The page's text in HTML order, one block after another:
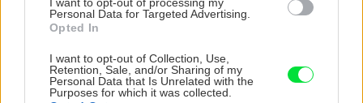
Personal Data for Targeted Advertising.
Opted In
I want to opt-out of Collection, Use,
Retention, Sale, and/or Sharing of my
Personal Data that Is Unrelated with the
Purposes for which it was collected.
CHALUPA